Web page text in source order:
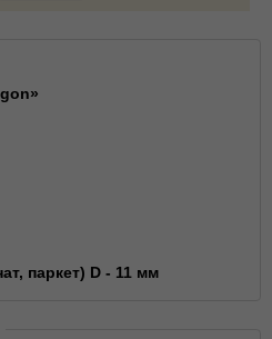
паркет) D - 11 мм